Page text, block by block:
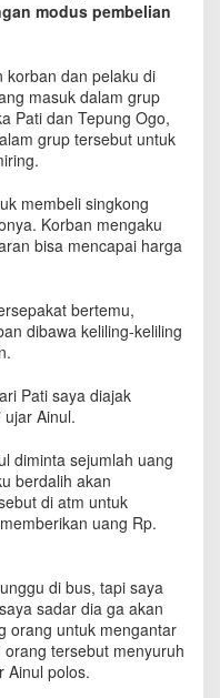
modus pembelian
korban dan pelaku di
masuk dalam grup
Pati dan Tepung Ogo,
grup tersebut untuk
membeli singkong
Korban mengaku
bisa mencapai harga
bertemu,
dibawa keliling-keliling
Pati saya diajak
ujar Ainul.
diminta sejumlah uang
berdalih akan
di atm untuk
uang Rp.
di bus, tapi saya
sadar dia ga akan
orang untuk mengantar
tersebut menyuruh
Ainul polos.